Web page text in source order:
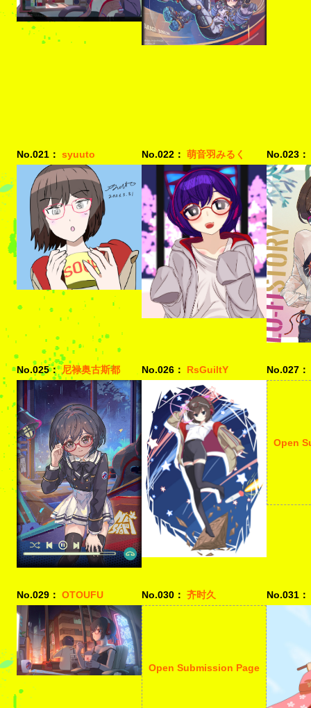
No.021： syuuto No.022： 萌音羽みるく No.023：
No.025： 尼禄奥古斯都 No.026： RsGuiltY No.027：
Open
No.029： OTOUFU No.030： 齐时久
Open Submission Page
No.031：